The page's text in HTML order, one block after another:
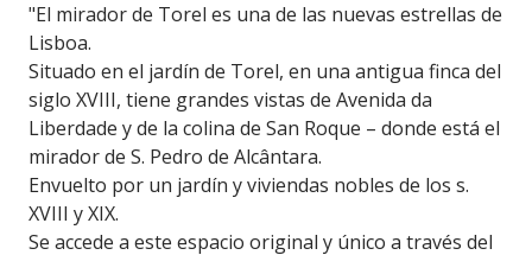
"El mirador de Torel es una de las nuevas estrellas de
Lisboa.
Situado en el jardín de Torel, en una antigua finca del
siglo XVIII, tiene grandes vistas de Avenida da
Liberdade y de la colina de San Roque – donde está el
mirador de S. Pedro de Alcântara.
Envuelto por un jardín y viviendas nobles de los s.
XVIII y XIX.
Se accede a este espacio original y único a través del